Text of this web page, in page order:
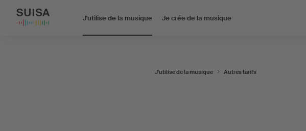
J'utilise de la musique Je crée de la musique
J'utilise de la musique Autres tarifs